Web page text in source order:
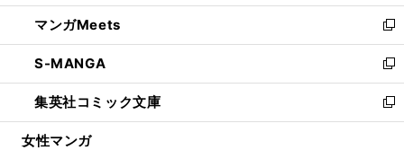
開
く
ウ
で
開
く
ン
ド
ウ
で
開
く
ウ
ィ
ン
ド
ウ
で
開
し
い
ウ
ィ
ン
ド
ウ
マンガMeets
新
し
い
ウ
ィ
ン
S-MANGA
新
し
い
ウ
集英社コミック文庫
新
し
女性マンガ